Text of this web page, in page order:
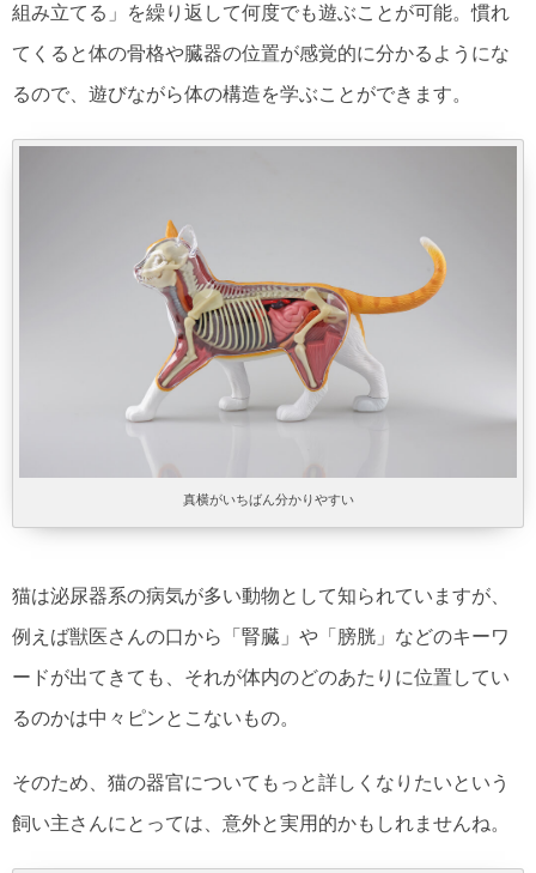
組み立てる」を繰り返して何度でも遊ぶことが可能。慣れ
てくると体の骨格や臓器の位置が感覚的に分かるようにな
るので、遊びながら体の構造を学ぶことができます。
真横がいちばん分かりやすい
猫は泌尿器系の病気が多い動物として知られていますが、
例えば獣医さんの口から「腎臓」や「膀胱」などのキーワ
ードが出てきても、それが体内のどのあたりに位置してい
るのかは中々ピンとこないもの。
そのため、猫の器官についてもっと詳しくなりたいという
飼い主さんにとっては、意外と実用的かもしれませんね。